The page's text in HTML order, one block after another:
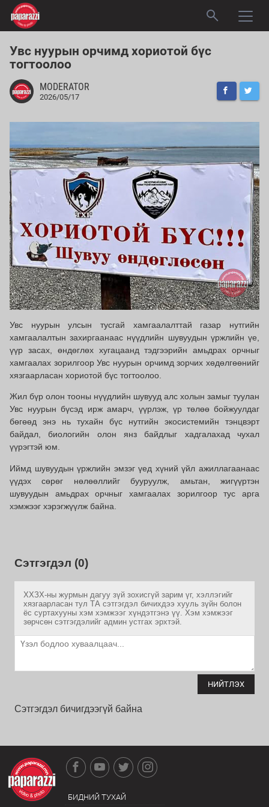
Увс нуурын орчимд хориотой бүс
тогтоолоо
MODERATOR
2026/05/17
Увс нуурын улсын тусгай хамгаалалттай газар нутгийн
хамгаалалтын захиргаанаас нүүдлийн шувуудын үржлийн үе,
үүр засах, өндөглөх хугацаанд тэдгээрийн амьдрах орчныг
хамгаалах зорилгоор Увс нуурын орчимд зорчих хөдөлгөөнийг
хязгаарласан хориотой бүс тогтоолоо.
Жил бүр олон тооны нүүдлийн шувууд алс холын замыг туулан
Увс нуурын бүсэд ирж амарч, үүрлэж, үр төлөө бойжуулдаг
бөгөөд энэ нь тухайн бүс нутгийн экосистемийн тэнцвэрт
байдал, биологийн олон янз байдлыг хадгалахад чухал
үүрэгтэй юм.
Иймд шувуудын үржлийн эмзэг үед хүний үйл ажиллагаанаас
үүдэх сөрөг нөлөөллийг бууруулж, амьтан, жигүүртэн
шувуудын амьдрах орчныг хамгаалах зорилгоор тус арга
хэмжээг хэрэгжүүлж байна.
Сэтгэгдэл (0)
ХХЗХ-ны журмын дагуу зүй зохисгүй зарим үг, хэллэгийг
хязгаарласан тул ТА сэтгэгдэл бичихдээ хууль зүйн болон
ёс суртахууны хэм хэмжээг хүндэтгэнэ үү. Хэм хэмжээг
зөрчсөн сэтгэгдэлийг админ устгах эрхтэй.
НИЙТЛЭХ
Сэтгэгдэл бичигдээгүй байна
БИДНИЙ ТУХАЙ